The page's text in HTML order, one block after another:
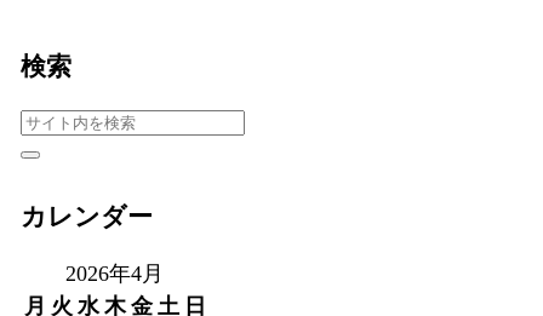
検索
カレンダー
2026年4月
月 火 水 木 金 土 日